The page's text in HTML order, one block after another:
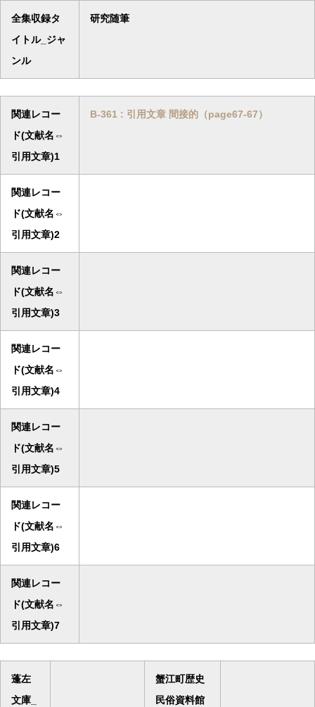
全集収録タ
イトル_ジャ
ンル
研究随筆
関連レコー
ド(文献名⇔
引用文章)1
B-361 : 引用文章 間接的（page67-67）
関連レコー
ド(文献名⇔
引用文章)2
関連レコー
ド(文献名⇔
引用文章)3
関連レコー
ド(文献名⇔
引用文章)4
関連レコー
ド(文献名⇔
引用文章)5
関連レコー
ド(文献名⇔
引用文章)6
関連レコー
ド(文献名⇔
引用文章)7
蓬左
文庫_
蟹江町歴史
民俗資料館